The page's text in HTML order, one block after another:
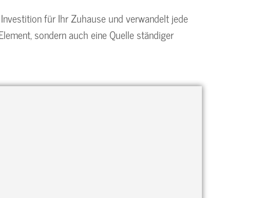
für Ihr Zuhause und verwandelt jede
sondern auch eine Quelle ständiger